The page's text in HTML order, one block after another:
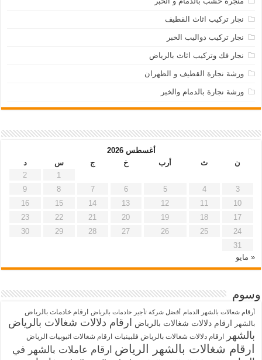
نجار تركيب اثاث القطيف
نجار تركيب دواليب الخبر
نجار فك وتركيب اثاث بالرياض
ورشة نجارة القطيف و الظهران
ورشة نجارة بالدمام والخبر
أغسطس 2026
ن
ث أرب خ ج س
د
1
2
3
4
5
6
7
8
9
10
11
12
13
14
15
16
17
18
19
20
21
22
23
24
25
26
27
28
29
30
31
« مايو
وسوم
أرقام شغالات بالشهر الدمام أفضل شركة تأجير خادمات بالرياض ارقام خادمات بالرياض
بالشهر
ارقام دلالات شغالات بالرياض ارقام دلالات شغالات بالرياض
بالشهر
ارقام دلالات شغالات بالرياض فلبينيات ارقام شغالات اثيوبيات الرياض
ارقام شغالات بالشهر الرياض ارقام عاملات بالشهر في